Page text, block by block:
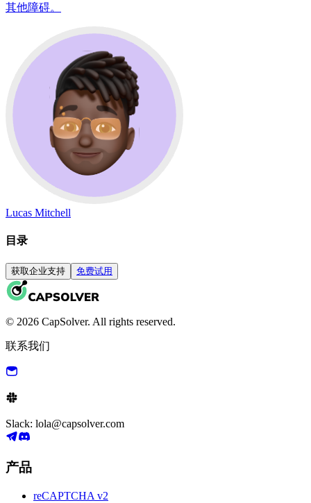
其他障碍。
Lucas Mitchell
目录
获取企业支持 免费试用
© 2026 CapSolver. All rights reserved.
联系我们
Slack: lola@capsolver.com
产品
reCAPTCHA v2